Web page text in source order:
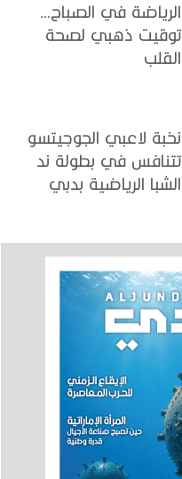
الرياضة في الصباح…
توقيت ذهبي لصحة
القلب
نخبة لاعبي الجوجيتسو
تتنافس في بطولة ند
الشبا الرياضية بدبي